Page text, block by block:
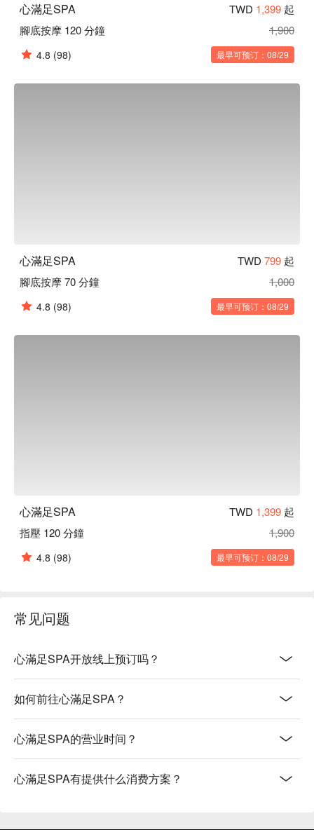
心滿足SPA TWD 1,399 起
腳底按摩 120 分鐘
1,900
4.8 (98) 最早可预订：08/29
心滿足SPA TWD 799 起
腳底按摩 70 分鐘
1,000
4.8 (98) 最早可预订：08/29
心滿足SPA TWD 1,399 起
指壓 120 分鐘
1,900
4.8 (98) 最早可预订：08/29
常见问题
心滿足SPA开放线上预订吗？
如何前往心滿足SPA？
心滿足SPA的营业时间？
心滿足SPA有提供什么消费方案？